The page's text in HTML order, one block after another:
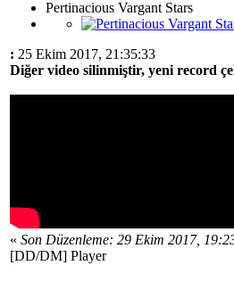
Pertinacious Vargant Stars
: 25 Ekim 2017, 21:35:33
Diğer video silinmiştir, yeni record
« Son Düzenleme: 29 Ekim 2017,
[DD/DM] Player